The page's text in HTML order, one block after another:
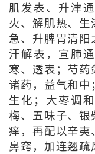
肌发表、升津
火、解肌热、生
急、升脾胃清阳
汗解表，宣肺
寒、透表；芍药
诸药，益气和中
生化；大枣调
梅、五味子、银
痒，再配以辛夷
鼻窍，加连翘疏